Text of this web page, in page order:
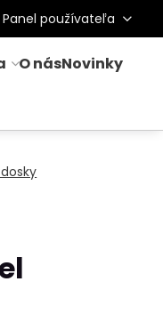
Panel používateľa
O násNovinky